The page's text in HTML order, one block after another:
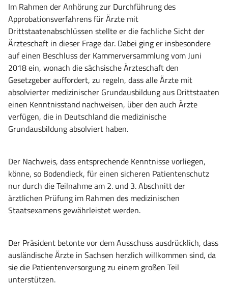
Im Rahmen der Anhörung zur Durchführung des
Approbationsverfahrens für Ärzte mit
Drittstaatenabschlüssen stellte er die fachliche Sicht der
Ärzteschaft in dieser Frage dar. Dabei ging er insbesondere
auf einen Beschluss der Kammerversammlung vom Juni
2018 ein, wonach die sächsische Ärzteschaft den
Gesetzgeber auffordert, zu regeln, dass alle Ärzte mit
absolvierter medizinischer Grundausbildung aus Drittstaaten
einen Kenntnisstand nachweisen, über den auch Ärzte
verfügen, die in Deutschland die medizinische
Grundausbildung absolviert haben.
Der Nachweis, dass entsprechende Kenntnisse vorliegen,
könne, so Bodendieck, für einen sicheren Patientenschutz
nur durch die Teilnahme am 2. und 3. Abschnitt der
ärztlichen Prüfung im Rahmen des medizinischen
Staatsexamens gewährleistet werden.
Der Präsident betonte vor dem Ausschuss ausdrücklich, dass
ausländische Ärzte in Sachsen herzlich willkommen sind, da
sie die Patientenversorgung zu einem großen Teil
unterstützen.